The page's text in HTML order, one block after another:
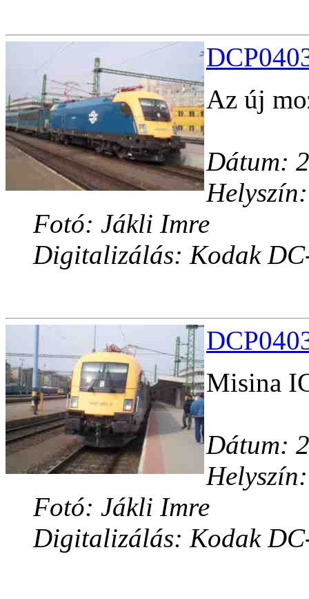
Az új
Dátum:
Fotó: Jákli Imre
Digitalizálás: Kodak
Misina
Dátum:
Fotó: Jákli Imre
Digitalizálás: Kodak